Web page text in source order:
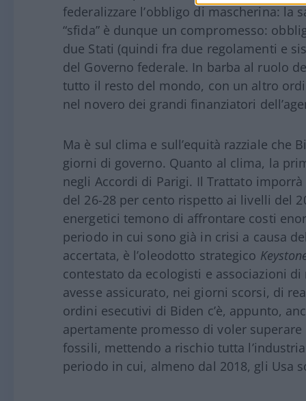
federalizzare l’obbligo di mascherina: la
“sfida” è dunque un compromesso:
due Stati (quindi fra due regolamenti e
del Governo federale. In barba al ruolo
tutto il resto del mondo, con un altro
nel novero dei grandi finanziatori
Ma è sul clima e sull’equità razziale che
giorni di governo. Quanto al clima, la
negli Accordi di Parigi. Il Trattato
del 26-28 per cento rispetto ai livelli del
energetici temono di affrontare costi
periodo in cui sono già in crisi a causa
accertata, è l’oleodotto strategico
contestato da ecologisti e associazioni
avesse assicurato, nei giorni scorsi, di
ordini esecutivi di Biden c’è, appunto,
apertamente promesso di voler
fossili, mettendo a rischio tutta
periodo in cui, almeno dal 2018, gli Usa